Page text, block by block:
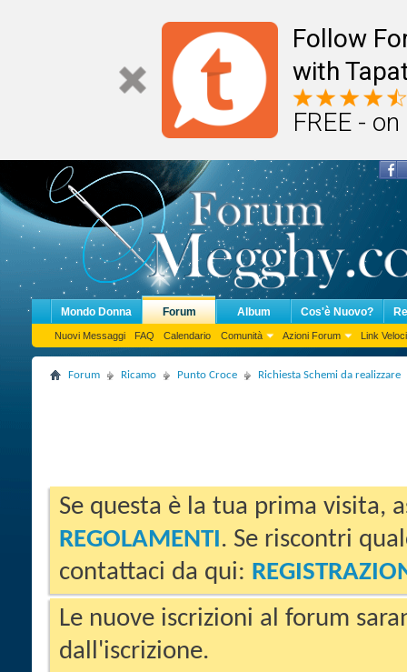
Follow
with
FREE -
Mondo Donna Forum
Nuovi Messaggi FAQ Calendario Comunità Azioni Forum Link Veloci
Album Cos'è Nuovo?
Forum Ricamo Punto Croce Richiesta Schemi da realizzare
Se questa è la tua prima visita,
REGOLAMENTI. Se riscontri
contattaci da qui:
Le nuove iscrizioni al forum
dall'iscrizione.